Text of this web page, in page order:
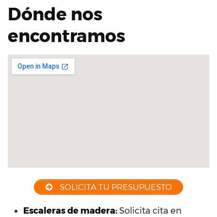
Dónde nos
encontramos
SOLICITA TU PRESUPUESTO
Escaleras de madera:Solicita cita en